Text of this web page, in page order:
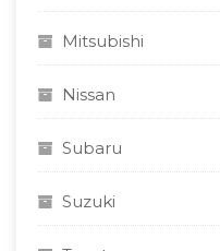
Mitsubishi
Nissan
Subaru
Suzuki